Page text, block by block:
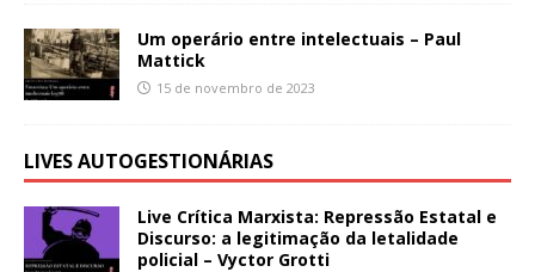
Um operário entre intelectuais – Paul
Mattick
15 de novembro de 2023
LIVES AUTOGESTIONÁRIAS
Live Crítica Marxista: Repressão Estatal e
Discurso: a legitimação da letalidade
policial – Vyctor Grotti